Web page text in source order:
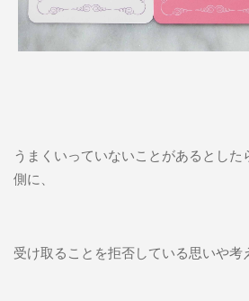
うまくいっていないことがあるとし
側に、
受け取ることを拒否している思いや考